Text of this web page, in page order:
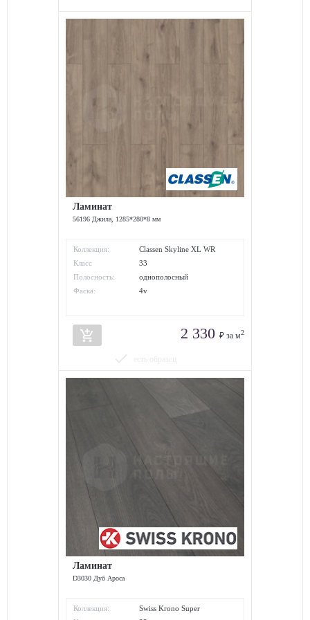
Ламинат
56196 Джила, 1285*280*8 мм
Коллекция:
Classen Skyline XL WR
Класс
износостойкости:
33
Полосность:
однополосный
Фаска:
4v
add_shopping_cart 2 330 ₽ за м2
Ламинат
D3030 Дуб Ароса
Коллекция:
Swiss Krono Super